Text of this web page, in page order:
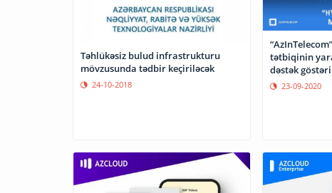
Təhlükəsiz bulud infrastrukturu
mövzusunda tədbir keçiriləcək
24-10-2018
tətbiqinin
dəstək
23-09-2020